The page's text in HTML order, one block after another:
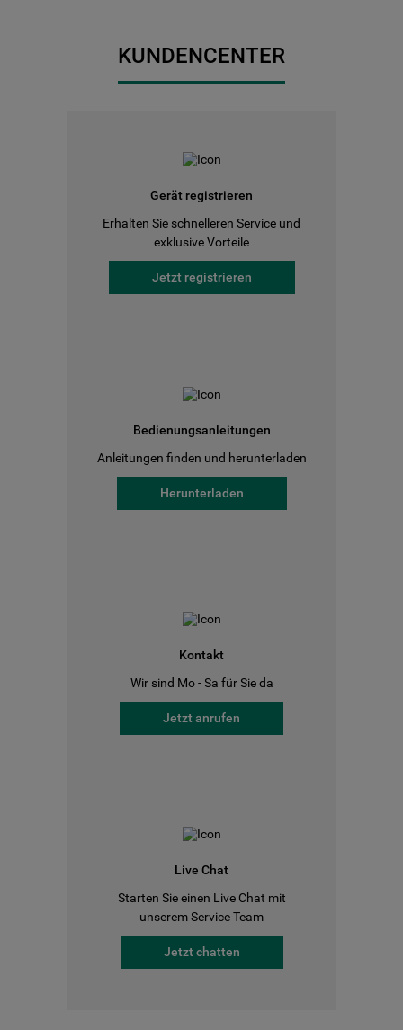
KUNDENCENTER
Gerät registrieren
Erhalten Sie schnelleren Service und
exklusive Vorteile
Jetzt registrieren
Bedienungsanleitungen
Anleitungen finden und herunterladen
Herunterladen
Kontakt
Wir sind Mo - Sa für Sie da
Jetzt anrufen
Live Chat
Starten Sie einen Live Chat mit
unserem Service Team
Jetzt chatten